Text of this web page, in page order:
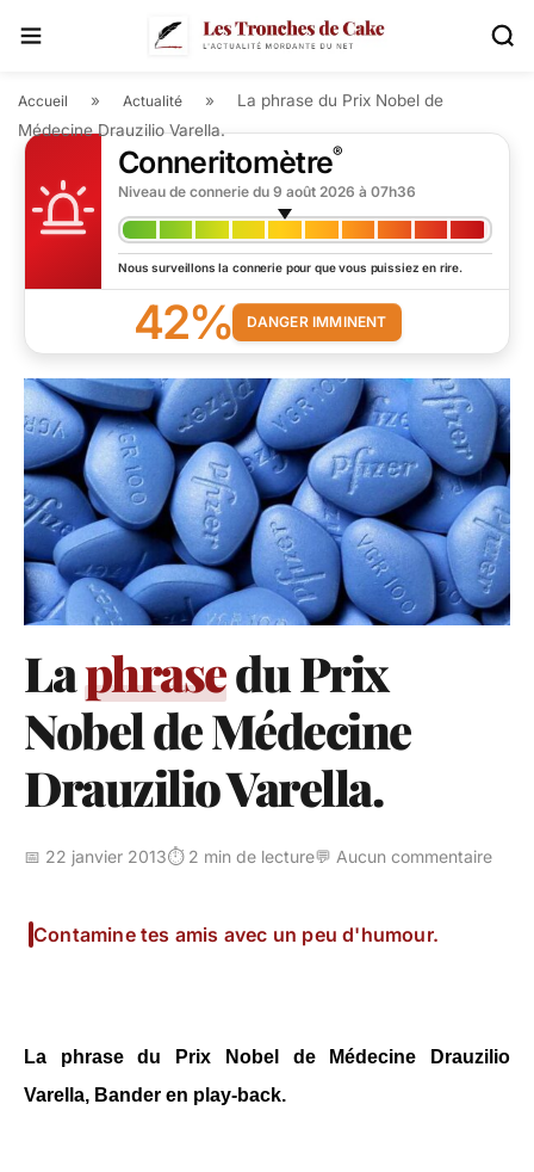
Accueil » Actualité »
La phrase du Prix Nobel de
Médecine Drauzilio Varella.
Conneritomètre®
Niveau de connerie du 9 août 2026 à 07h36
Nous surveillons la connerie pour que vous puissiez en rire.
42% DANGER IMMINENT
Laphrasedu Prix
Nobel de Médecine
Drauzilio Varella.
📅 22 janvier 2013⏱️ 2 min de lecture💬 Aucun commentaire
Contamine tes amis avec un peu d'humour.
La phrase du Prix Nobel de Médecine Drauzilio
Varella, Bander en play-back.